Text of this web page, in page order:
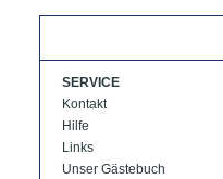
SERVICE
Kontakt
Hilfe
Links
Unser Gästebuch